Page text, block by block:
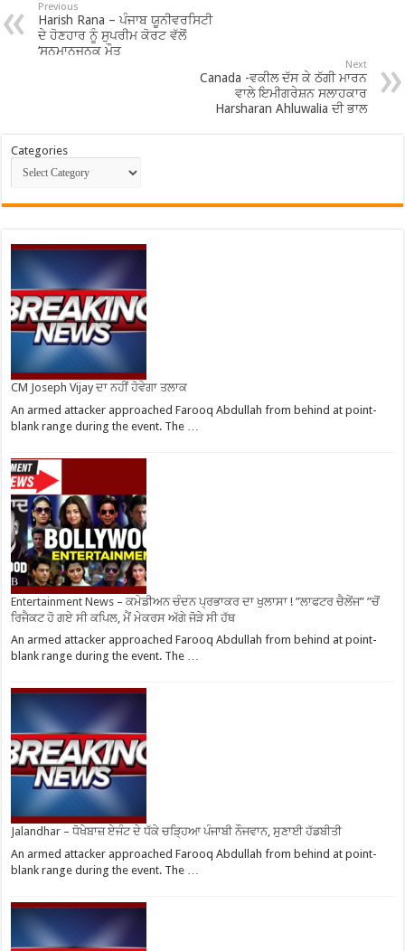
Previous
Harish Rana – ਪੰਜਾਬ ਯੂਨੀਵਰਸਿਟੀ
ਦੇ ਹੋਣਹਾਰ ਨੂੰ ਸੁਪਰੀਮ ਕੋਰਟ ਵੱਲੋਂ
‘ਸਨਮਾਨਜਨਕ ਮੌਤ
Next
Canada -ਵਕੀਲ ਦੱਸ ਕੇ ਠੱਗੀ ਮਾਰਨ
ਵਾਲੇ ਇਮੀਗਰੇਸ਼ਨ ਸਲਾਹਕਾਰ
Harsharan Ahluwalia ਦੀ ਭਾਲ
Categories
CM Joseph Vijay ਦਾ ਨਹੀਂ ਹੋਵੇਗਾ ਤਲਾਕ
An armed attacker approached Farooq Abdullah from behind at point-
blank range during the event. The …
Entertainment News – ਕਮੇਡੀਅਨ ਚੰਦਨ ਪ੍ਰਭਾਕਰ ਦਾ ਖੁਲਾਸਾ ! ”ਲਾਫਟਰ ਚੈਲੇਂਜ” ”ਚੋਂ
ਰਿਜੈਕਟ ਹੋ ਗਏ ਸੀ ਕਪਿਲ, ਮੈਂ ਮੇਕਰਸ ਅੱਗੇ ਜੋੜੇ ਸੀ ਹੱਥ
An armed attacker approached Farooq Abdullah from behind at point-
blank range during the event. The …
Jalandhar – ਧੋਖੇਬਾਜ਼ ਏਜੰਟ ਦੇ ਧੱਕੇ ਚੜ੍ਹਿਆ ਪੰਜਾਬੀ ਨੌਜਵਾਨ, ਸੁਣਾਈ ਹੱਡਬੀਤੀ
An armed attacker approached Farooq Abdullah from behind at point-
blank range during the event. The …